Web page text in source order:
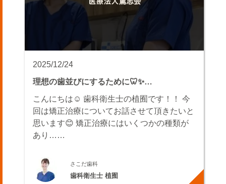
2025/12/24
理想の歯並びにするために🦷✨️…
こんにちは☺ 歯科衛生士の植囿です！！ 今
回は矯正治療についてお話させて頂きたいと
思います😊 矯正治療にはいくつかの種類が
あり……
さこだ歯科
歯科衛生士 植囿